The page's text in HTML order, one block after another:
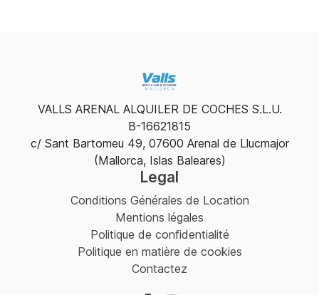
VALLS ARENAL ALQUILER DE COCHES S.L.U.
B-16621815
c/ Sant Bartomeu 49, 07600 Arenal de Llucmajor
(Mallorca, Islas Baleares)
Legal
Conditions Générales de Location
Mentions légales
Politique de confidentialité
Politique en matière de cookies
Contactez